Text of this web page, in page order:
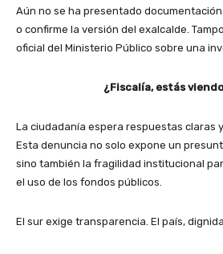
Aún no se ha presentado
o confirme la versión del exalcalde.
oficial del Ministerio Público sobre una
¿Fiscalía, estás
La ciudadanía espera respuestas claras
Esta denuncia no solo expone un
sino también la fragilidad institucional
el uso de los fondos públicos.
El sur exige transparencia. El país,